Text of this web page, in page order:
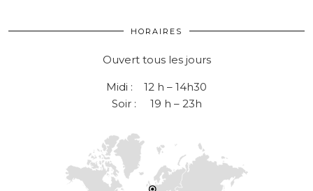
HORAIRES
Ouvert tous les jours
Midi : 12 h – 14h30
Soir : 19 h – 23h